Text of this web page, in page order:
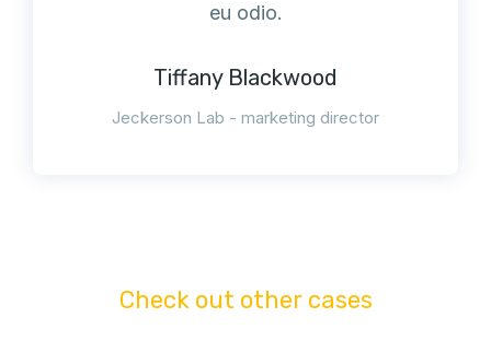
eu odio.
Tiffany Blackwood
Jeckerson Lab - marketing director
Check out other cases